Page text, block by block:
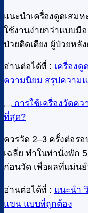
แนะนำเครื่องดูดเสมห
ใช้งานง่ายกว่าแบบมือ
ป่วยติดเตียง ผู้ป่วยหลั
อ่านต่อได้ที่ : เครื่องดู
ความนิยม สรุปความ
การใช้เครื่องวัดค
ที่สุด?
ควรวัด 2–3 ครั้งต่อร
เฉลี่ย ทำในท่านั่งพัก
ก่อนวัด เพื่อผลที่แม่น
อ่านต่อได้ที่ : แนะนำ
แขน แบบที่ถูกต้อง